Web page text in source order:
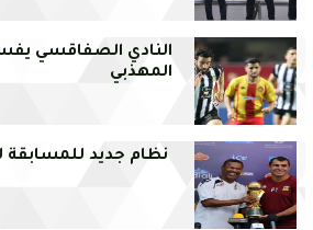
النادي الصفاقسي
المهذبي
نظام جديد للمسابقة